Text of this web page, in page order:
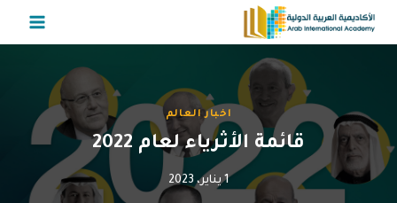
التجاوز
اخبار العالم
قائمة الأثرياء لعام 2022
1 يناير، 2023